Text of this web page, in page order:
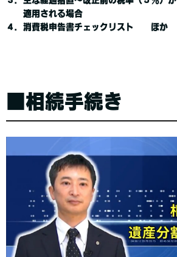
適用される場合
４．消費税申告書チェックリスト ほか
■相続手続き